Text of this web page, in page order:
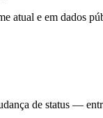
atual e em dados
de status —